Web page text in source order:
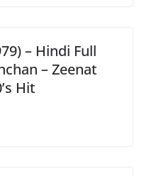
– Hindi Full
– Zeenat
Hit